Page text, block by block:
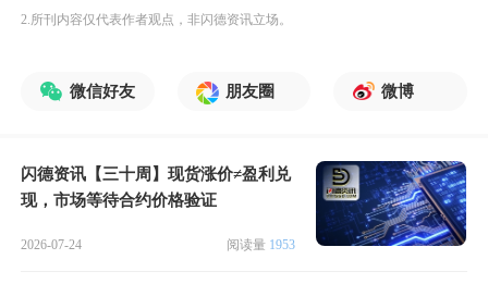
2.所刊内容仅代表作者观点，非闪德资讯立场。
微信好友 朋友圈 微博
闪德资讯【三十周】现货涨价≠盈利兑
现，市场等待合约价格验证
2026-07-24 阅读量 1953